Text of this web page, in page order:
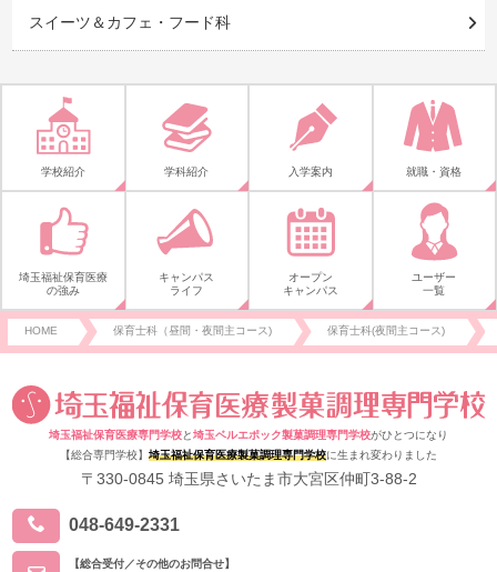
スイーツ＆カフェ・フード科
学校紹介 学科紹介 入学案内 就職・資格
埼玉福祉保育医療
の強み
キャンパス
ライフ
オープン
キャンパス
ユーザー
一覧
HOME 保育士科（昼間・夜間主コース) 保育士科(夜間主コース)
埼玉福祉保育医療専門学校と埼玉ベルエポック製菓調理専門学校がひとつになり
【総合専門学校】 埼玉福祉保育医療製菓調理専門学校に生まれ変わりました
〒330-0845 埼玉県さいたま市大宮区仲町3-88-2
048-649-2331
【総合受付／その他のお問合せ】